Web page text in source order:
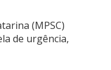
(MPSC)
de urgência,